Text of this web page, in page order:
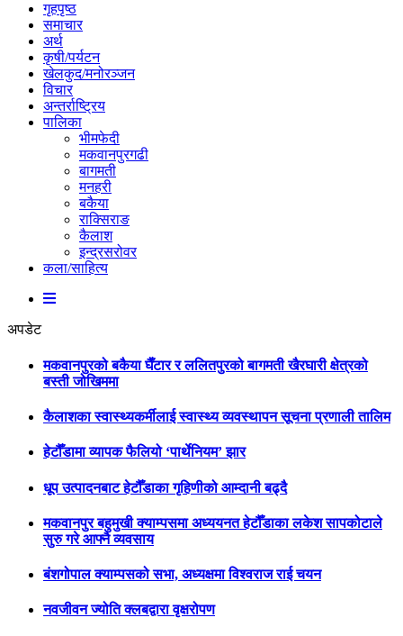
गृहपृष्ठ
समाचार
अर्थ
कृषी/पर्यटन
खेलकुद/मनोरञ्जन
विचार
अन्तर्राष्ट्रिय
पालिका
भीमफेदी
मकवानपुरगढी
बागमती
मनहरी
बकैया
राक्सिराङ
कैलाश
इन्द्रसरोवर
कला/साहित्य
अपडेट
मकवानपुरको बकैया घैँटार र ललितपुरको बागमती खैरघारी क्षेत्रको
बस्ती जोखिममा
कैलाशका स्वास्थ्यकर्मीलाई स्वास्थ्य व्यवस्थापन सूचना प्रणाली तालिम
हेटौँडामा व्यापक फैलियो ‘पार्थेनियम’ झार
धूप उत्पादनबाट हेटौँडाका गृहिणीको आम्दानी बढ्दै
मकवानपुर बहुमुखी क्याम्पसमा अध्ययनत हेटौँडाका लकेश सापकोटाले
सुरु गरे आफ्नै व्यवसाय
बंशगोपाल क्याम्पसको सभा, अध्यक्षमा विश्वराज राई चयन
नवजीवन ज्योति क्लबद्वारा वृक्षरोपण